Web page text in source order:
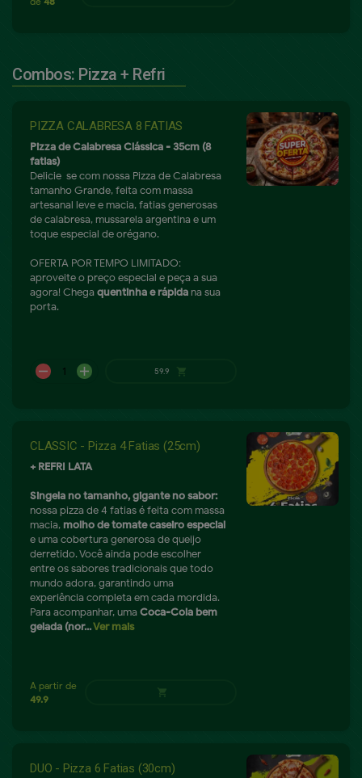
Combos: Pizza + Refri
PIZZA CALABRESA 8 FATIAS
Pizza de Calabresa Clássica - 35cm (8
fatias)
Delicie-se com nossa Pizza de Calabresa
tamanho Grande, feita com massa
artesanal leve e macia, fatias generosas
de calabresa, mussarela argentina e um
toque especial de orégano.
OFERTA POR TEMPO LIMITADO:
aproveite o preço especial e peça a sua
agora! Chega quentinha e rápida na sua
porta.
CLASSIC - Pizza 4 Fatias (25cm)
+ REFRI LATA
Singela no tamanho, gigante no sabor:
nossa pizza de 4 fatias é feita com massa
macia, molho de tomate caseiro especial
e uma cobertura generosa de queijo
derretido. Você ainda pode escolher
entre os sabores tradicionais que todo
mundo adora, garantindo uma
experiência completa em cada mordida.
Para acompanhar, uma Coca-Cola bem
gelada (nor...Ver mais
DUO - Pizza 6 Fatias (30cm)